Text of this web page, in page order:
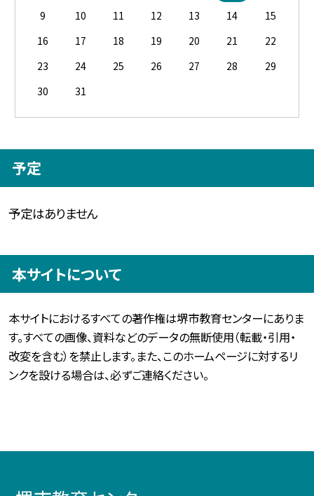
9
10 11 12 13 14
15
16
17 18 19 20 21
22
23
24 25 26 27 28
29
30
31
予定
予定はありません
本サイトについて
本サイトにおけるすべての著作権は堺市教育センターにありま
す。すべての画像、資料などのデータの無断使用（転載・引用・
改変を含む）を禁止します。また、このホームページに対するリ
ンクを設ける場合は、必ずご連絡ください。